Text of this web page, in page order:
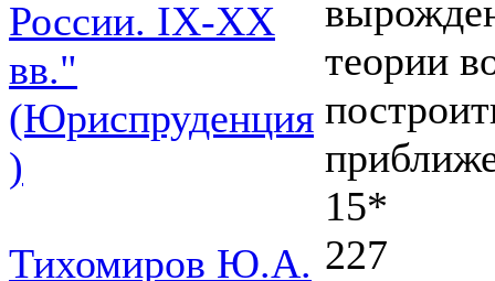
России. IХ-ХХ
вв."
(Юриспруденция
)
Тихомиров Ю.А.
теории
15*
227